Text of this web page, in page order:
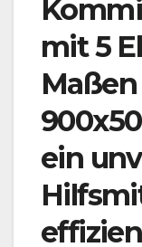
mit 5
ein